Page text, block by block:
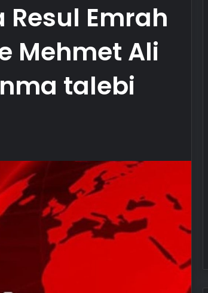
Resul Emrah
Mehmet Ali
talebi